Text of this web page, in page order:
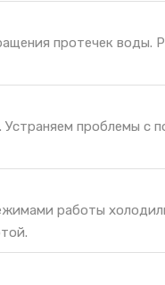
протечек воды.
проблемы с
работы